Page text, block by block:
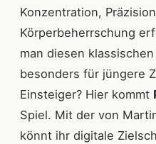
Konzentration,
Körperbeherrschung
man diesen
besonders für jüngere
Einsteiger? Hier kommt
Spiel. Mit der von
könnt ihr digitale